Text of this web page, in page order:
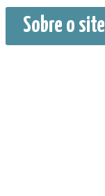
Sobre o site